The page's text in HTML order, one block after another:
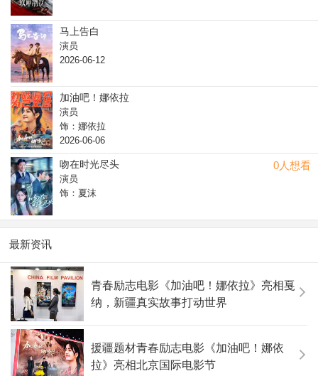
马上告白
演员
2026-06-12
加油吧！娜依拉
演员
饰：娜依拉
2026-06-06
0人想看
吻在时光尽头
演员
饰：夏沫
最新资讯
青春励志电影《加油吧！娜依拉》亮相戛
纳，新疆真实故事打动世界
援疆题材青春励志电影《加油吧！娜依
拉》亮相北京国际电影节